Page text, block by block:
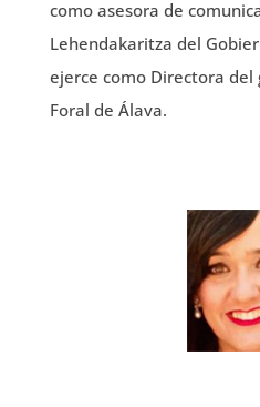
como asesora de
Lehendakaritza del
ejerce como Directora
Foral de Álava.